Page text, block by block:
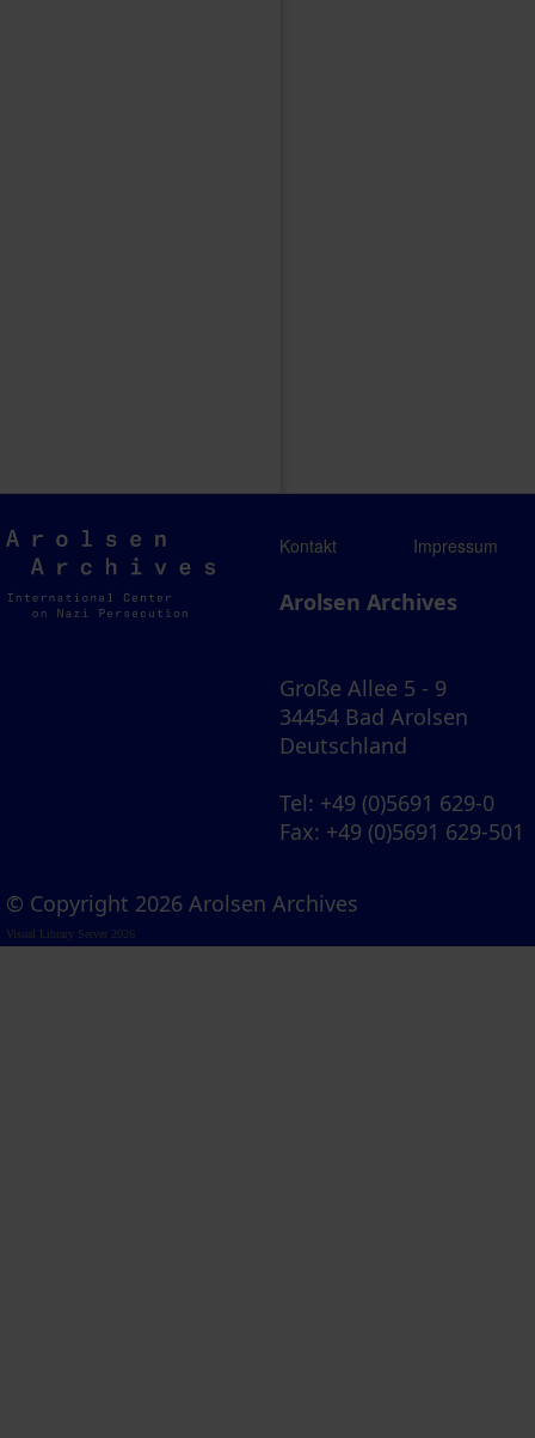
Arolsen
Archives
Kontakt Impressum
Arolsen Archives
Große Allee 5 - 9
34454 Bad Arolsen
Deutschland
Tel: +49 (0)5691 629-0
Fax: +49 (0)5691 629-501
© Copyright 2026 Arolsen Archives
Visual Library Server 2026